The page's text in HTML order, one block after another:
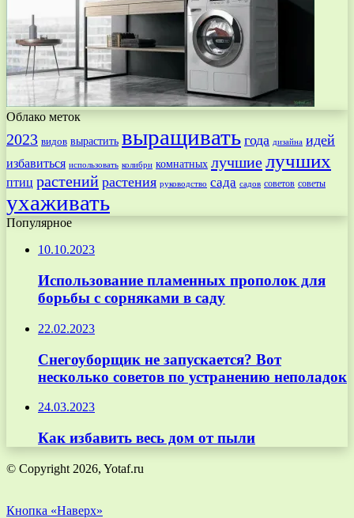
Облако меток
2023 видов вырастить выращивать года дизайна идей
избавиться использовать колибри комнатных лучшиелучших
птиц растений растения руководство сада садов советов советы
ухаживать
Популярное
10.10.2023
Использование пламенных прополок для
борьбы с сорняками в саду
22.02.2023
Снегоуборщик не запускается? Вот
несколько советов по устранению неполадок
24.03.2023
Как избавить весь дом от пыли
© Copyright 2026, Yotaf.ru
Кнопка «Наверх»